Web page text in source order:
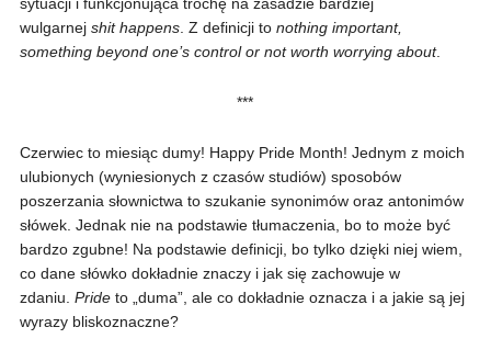
sytuacji i funkcjonująca trochę na zasadzie bardziej
wulgarnej shit happens. Z definicji to nothing important,
something beyond one’s control or not worth worrying about.
***
Czerwiec to miesiąc dumy! Happy Pride Month! Jednym z moich
ulubionych (wyniesionych z czasów studiów) sposobów
poszerzania słownictwa to szukanie synonimów oraz antonimów
słówek. Jednak nie na podstawie tłumaczenia, bo to może być
bardzo zgubne! Na podstawie definicji, bo tylko dzięki niej wiem,
co dane słówko dokładnie znaczy i jak się zachowuje w
zdaniu. Prideto „duma”, ale co dokładnie oznacza i a jakie są jej
wyrazy bliskoznaczne?